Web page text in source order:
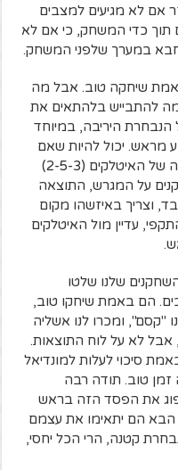
אם לא מגיעים למצבים
תוך כדי המשחק, כי אם לא
במערך שלפני המשחק.
שיחקה טוב. אבל מה
מה להתבייש בלהתאים את
היריבה, במיוחד
מראש. יכול להיות שאם
אלישע לוי היה מתאים את המערך לזה של האיטלקים (2-5-3)
על המגרש, התוצאה
וצריך באיזשהו מקום
עדיין מול האיטלקים
שלנו שלטו
הם באמת שיחקו טוב,
"קסם", ומכרו לנו אשליה
לא על לוח התוצאות.
סיכוי לעלות למונדיאל
זמן טוב. תודה רבה
את הפסד הזה בראש
הבא הם יתאימו את עצמם
קטנה, הרי הכל יחסי,